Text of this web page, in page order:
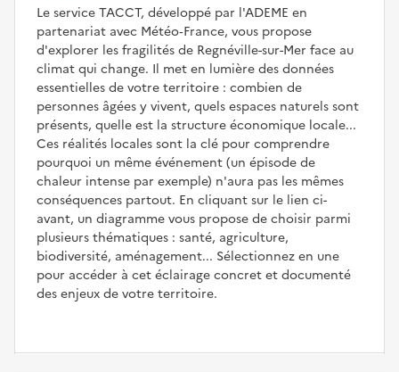
Le service TACCT, développé par l'ADEME en
partenariat avec Météo‑France, vous propose
d'explorer les fragilités de Regnéville-sur-Mer face au
climat qui change. Il met en lumière des données
essentielles de votre territoire : combien de
personnes âgées y vivent, quels espaces naturels sont
présents, quelle est la structure économique locale...
Ces réalités locales sont la clé pour comprendre
pourquoi un même événement (un épisode de
chaleur intense par exemple) n'aura pas les mêmes
conséquences partout. En cliquant sur le lien ci-
avant, un diagramme vous propose de choisir parmi
plusieurs thématiques : santé, agriculture,
biodiversité, aménagement... Sélectionnez en une
pour accéder à cet éclairage concret et documenté
des enjeux de votre territoire.